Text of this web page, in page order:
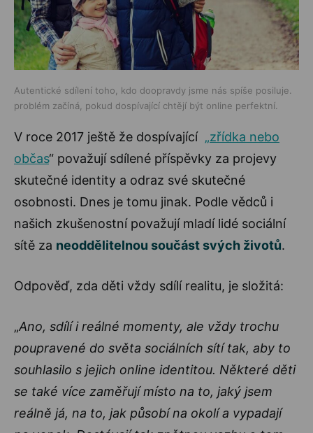
Autentické sdílení toho, kdo doopravdy jsme nás spíše posiluje.
problém začíná, pokud dospívající chtějí být online perfektní.
V roce 2017 ještě že dospívající „zřídka nebo
občas“ považují sdílené příspěvky za projevy
skutečné identity a odraz své skutečné
osobnosti. Dnes je tomu jinak. Podle vědců i
našich zkušenostní považují mladí lidé sociální
sítě za neoddělitelnou součást svých životů.
Odpověď, zda děti vždy sdílí realitu, je složitá:
„Ano, sdílí i reálné momenty, ale vždy trochu
poupravené do světa sociálních sítí tak, aby to
souhlasilo s jejich online identitou. Některé děti
se také více zaměřují místo na to, jaký jsem
reálně já, na to, jak působí na okolí a vypadají